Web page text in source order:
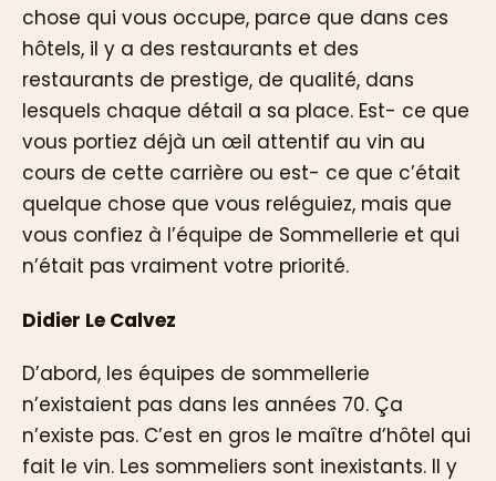
chose qui vous occupe, parce que dans ces
hôtels, il y a des restaurants et des
restaurants de prestige, de qualité, dans
lesquels chaque détail a sa place. Est- ce que
vous portiez déjà un œil attentif au vin au
cours de cette carrière ou est- ce que c’était
quelque chose que vous reléguiez, mais que
vous confiez à l’équipe de Sommellerie et qui
n’était pas vraiment votre priorité.
Didier Le Calvez
D’abord, les équipes de sommellerie
n’existaient pas dans les années 70. Ça
n’existe pas. C’est en gros le maître d’hôtel qui
fait le vin. Les sommeliers sont inexistants. Il y